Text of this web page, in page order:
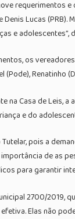
requerimentos
Denis Lucas
e
os
(Pode),
na Casa de Leis,
e do
Tutelar, pois a
de as
para garantir
2700/2019,
Elas não